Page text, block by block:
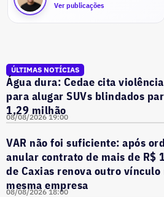
Ver publicações
ÚLTIMAS NOTÍCIAS
Água dura: Cedae cita
para alugar SUVs blindados
1,29 milhão
08/08/2026 19:00
VAR não foi suficiente: após
anular contrato de mais de R$
de Caxias renova outro
mesma empresa
08/08/2026 18:00